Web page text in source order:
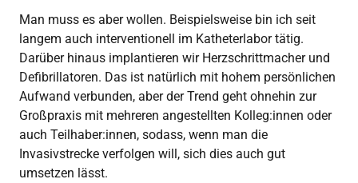
Man muss es aber wollen. Beispielsweise bin ich seit
langem auch interventionell im Katheterlabor tätig.
Darüber hinaus implantieren wir Herzschrittmacher und
Defibrillatoren. Das ist natürlich mit hohem persönlichen
Aufwand verbunden, aber der Trend geht ohnehin zur
Großpraxis mit mehreren angestellten Kolleg:innen oder
auch Teilhaber:innen, sodass, wenn man die
Invasivstrecke verfolgen will, sich dies auch gut
umsetzen lässt.